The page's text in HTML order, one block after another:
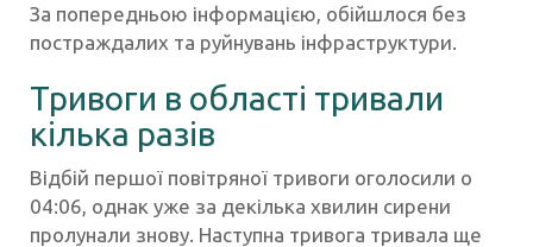
За попередньою інформацією, обійшлося без
постраждалих та руйнувань інфраструктури.
Тривоги в області тривали
кілька разів
Відбій першої повітряної тривоги оголосили о
04:06, однак уже за декілька хвилин сирени
пролунали знову. Наступна тривога тривала ще